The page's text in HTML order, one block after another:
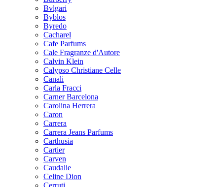
Bvlgari
Byblos
Byredo
Cacharel
Cafe Parfums
Cale Fragranze d'Autore
Calvin Klein
Calypso Christiane Celle
Canali
Carla Fracci
Carner Barcelona
Carolina Herrera
Caron
Carrera
Carrera Jeans Parfums
Carthusia
Cartier
Carven
Caudalie
Celine Dion
Cerruti